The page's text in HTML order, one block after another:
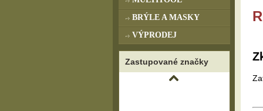
BRÝLE A MASKY
VÝPRODEJ
Zastupované značky